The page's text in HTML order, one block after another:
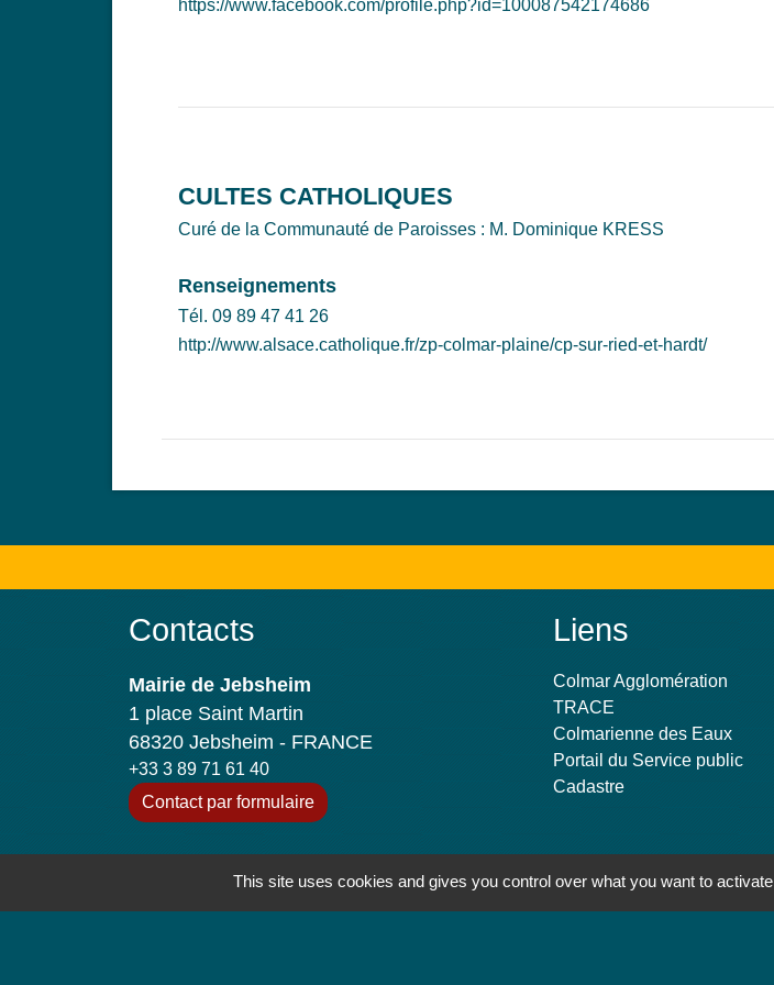
https://www.facebook.com/profile.php?id=100087542174686
CULTES CATHOLIQUES
Curé de la Communauté de Paroisses : M. Dominique KRESS
Renseignements
Tél. 09 89 47 41 26
http://www.alsace.catholique.fr/zp-colmar-plaine/cp-sur-ried-et-hardt/
Contacts
Mairie de Jebsheim
1 place Saint Martin
68320 Jebsheim - FRANCE
+33 3 89 71 61 40
Contact par formulaire
Lundi : 8h à 12h
Liens
Colmar Agglomération
TRACE
Colmarienne des Eaux
Portail du Service public
Cadastre
This site uses cookies and gives you control over what you want to activate